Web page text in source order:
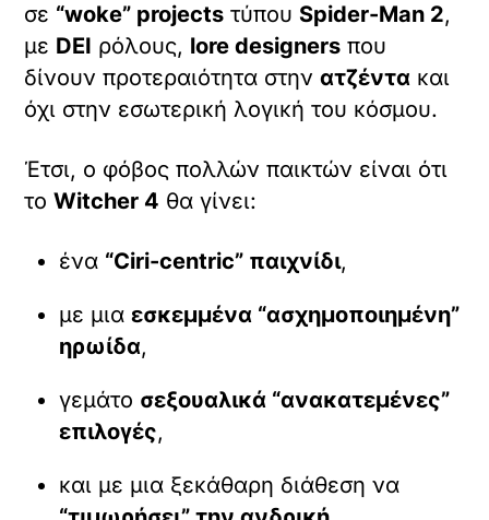
σε “woke” projects τύπου Spider-Man 2,
με DEI ρόλους, lore designers που
δίνουν προτεραιότητα στηνατζέντα και
όχι στην εσωτερική λογική του κόσμου.
Έτσι, ο φόβος πολλών παικτών είναι ότι
τοWitcher 4 θα γίνει:
ένα “Ciri-centric” παιχνίδι,
με μιαεσκεμμένα “ασχημοποιημένη”
ηρωίδα,
γεμάτο σεξουαλικά “ανακατεμένες”
επιλογές,
και με μια ξεκάθαρη διάθεση να